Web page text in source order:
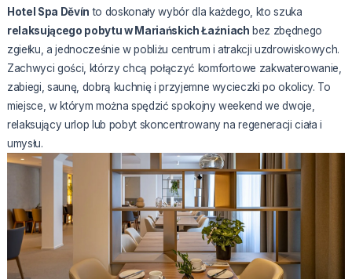
Hotel Spa Děvín to doskonały wybór dla każdego, kto szuka
relaksującego pobytu w Mariańskich Łaźniach bez zbędnego
zgiełku, a jednocześnie w pobliżu centrum i atrakcji uzdrowiskowych.
Zachwyci gości, którzy chcą połączyć komfortowe zakwaterowanie,
zabiegi, saunę, dobrą kuchnię i przyjemne wycieczki po okolicy. To
miejsce, w którym można spędzić spokojny weekend we dwoje,
relaksujący urlop lub pobyt skoncentrowany na regeneracji ciała i
umysłu.